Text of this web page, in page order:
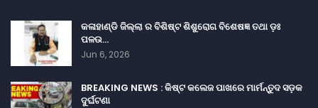
କଳାହାଣ୍ଡି ଜିଲ୍ଲା ର ବିଶିଷ୍ଟ ଶିଶୁରୋଗ ବିଶେଷଜ୍ଞ ତଥା ଡ଼ଃ
ପଳଉ…
Jun 6, 2026
BREAKING NEWS : କିଷ୍ଟ କଲେଜ ପାଖରେ ମାର୍ମନ୍ତୁଦ ସଡ଼କ
ଦୁର୍ଘଟଣା